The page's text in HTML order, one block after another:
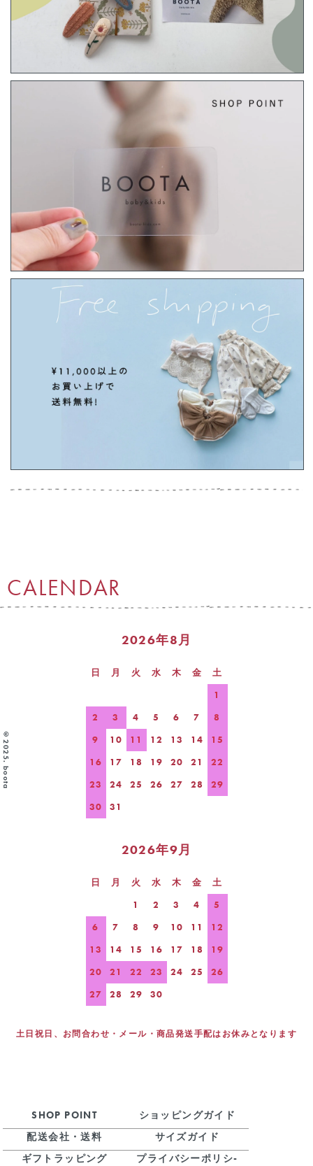
CALENDAR
2026年8月
日 月 火 水 木 金
土
1
2
3 4 5 6 7
8
9
10 11 12 13 14
15
16
17 18 19 20 21
22
23
24 25 26 27 28
29
30
31
2026年9月
日 月 火 水 木 金
土
1
2 3 4
5
6
7 8 9 10 11
12
13
14 15 16 17 18
19
20
21 22 23 24 25
26
27
28 29 30
土日祝日、お問合わせ・メール・商品発送手配はお休みとなります
SHOP POINT
ショッピングガイド
配送会社・送料
サイズガイド
ギフトラッピング
プライバシーポリシ-
©2025. boota